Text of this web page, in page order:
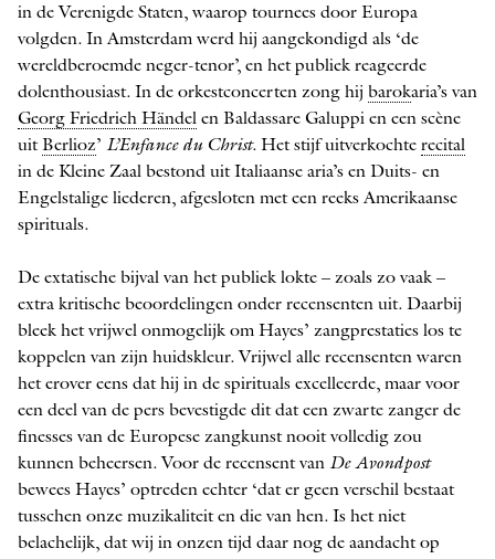
in de Verenigde Staten, waarop tournees door ­Europa
volgden. In Amsterdam werd hij aangekondigd als ‘de
wereld­beroemde neger-tenor’, en het publiek reageerde
dolenthousiast. In de orkestconcerten zong hij barok­aria’s van
Georg Friedrich Händel en Baldassare Galuppi en een scène
uitBerlioz’ L’Enfance du Christ. Het stijf uitverkochte recital
in de Kleine Zaal bestond uit Italiaanse aria’s en Duits- en
Engelstalige liederen, afgesloten met een reeks Amerikaanse
spirituals.
De extatische bijval van het publiek lokte – zoals zo vaak –
extra kritische beoordelingen onder recensenten uit. Daarbij
bleek het vrijwel onmogelijk om Hayes’ zangprestaties los te
koppelen van zijn huidskleur. Vrijwel alle recensenten waren
het erover eens dat hij in de spirituals excelleerde, maar voor
een deel van de pers bevestigde dit dat een zwarte zanger de
finesses van de Europese zangkunst nooit volledig zou
kunnen beheersen. Voor de recensent van De Avondpost
bewees Hayes’ optreden echter ‘dat er geen verschil bestaat
tusschen onze muzikaliteit en die van hen. Is het niet
belachelijk, dat wij in onzen tijd daar nog de aandacht op